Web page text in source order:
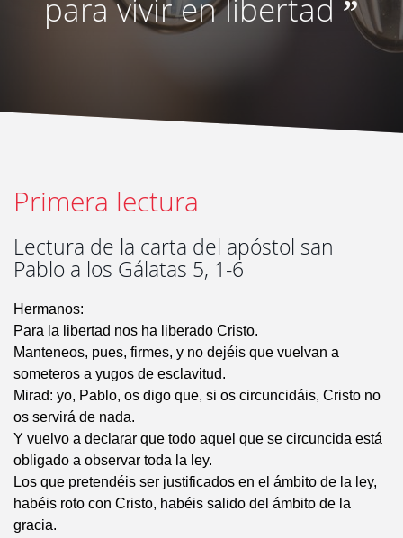
para vivir en libertad ”
Primera lectura
Lectura de la carta del apóstol san
Pablo a los Gálatas 5, 1-6
Hermanos:
Para la libertad nos ha liberado Cristo.
Manteneos, pues, firmes, y no dejéis que vuelvan a
someteros a yugos de esclavitud.
Mirad: yo, Pablo, os digo que, si os circuncidáis, Cristo no
os servirá de nada.
Y vuelvo a declarar que todo aquel que se circuncida está
obligado a observar toda la ley.
Los que pretendéis ser justificados en el ámbito de la ley,
habéis roto con Cristo, habéis salido del ámbito de la
gracia.